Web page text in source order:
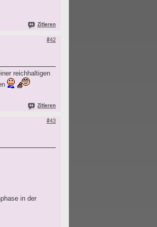
Zitieren
#42
reichhaltigen
Zitieren
#43
in der